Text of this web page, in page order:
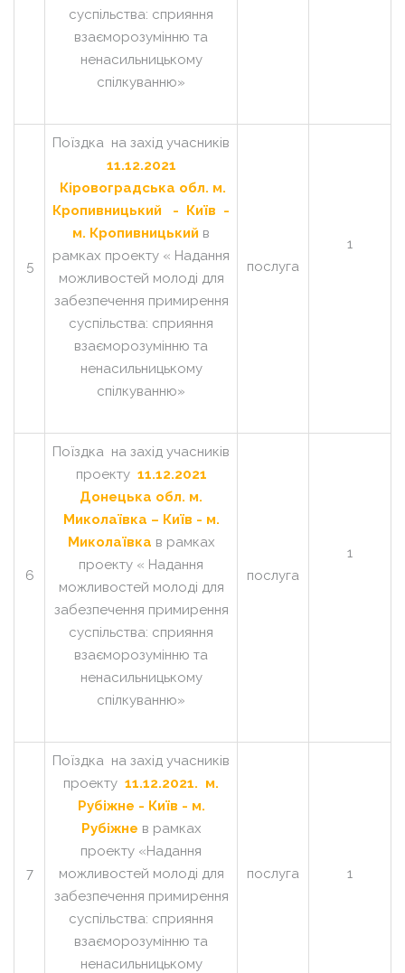
суспільства: сприяння
взаєморозумінню та
ненасильницькому
спілкуванню»
5
Поїздка на захід учасників
11.12.2021
Кіровоградська обл. м.
Кропивницький - Київ -
м. Кропивницький в
рамках проекту « Надання
можливостей молоді для
забезпечення примирення
суспільства: сприяння
взаєморозумінню та
ненасильницькому
спілкуванню»
послуга
1
6
Поїздка на захід учасників
проекту 11.12.2021
Донецька обл. м.
Миколаївка – Київ - м.
Миколаївка в рамках
проекту « Надання
можливостей молоді для
забезпечення примирення
суспільства: сприяння
взаєморозумінню та
ненасильницькому
спілкуванню»
послуга
1
7
Поїздка на захід учасників
проекту 11.12.2021. м.
Рубіжне - Київ - м.
Рубіжне в рамках
проекту «Надання
можливостей молоді для
забезпечення примирення
суспільства: сприяння
взаєморозумінню та
ненасильницькому
послуга 1